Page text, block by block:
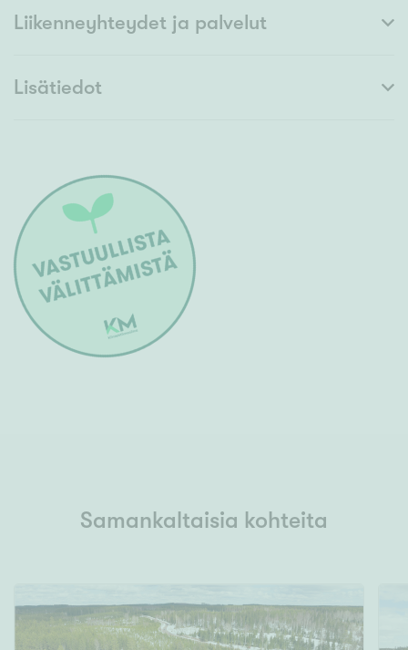
Liikenneyhteydet ja palvelut
Lisätiedot
Samankaltaisia kohteita